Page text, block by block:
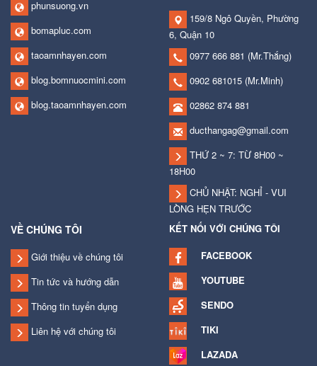
phunsuong.vn
bomapluc.com
taoamnhayen.com
blog.bomnuocmini.com
blog.taoamnhayen.com
159/8 Ngô Quyền, Phường
6, Quận 10
0977 666 881 (Mr.Thắng)
0902 681015 (Mr.Minh)
02862 874 881
ducthangag@gmail.com
THỨ 2 ~ 7: TỪ 8H00 ~
18H00
CHỦ NHẬT: NGHỈ - VUI
LÒNG HẸN TRƯỚC
VỀ CHÚNG TÔI
Giới thiệu về chúng tôi
Tin tức và hướng dẫn
Thông tin tuyển dụng
Liên hệ với chúng tôi
KẾT NỐI VỚI CHÚNG TÔI
FACEBOOK
YOUTUBE
SENDO
TIKI
LAZADA